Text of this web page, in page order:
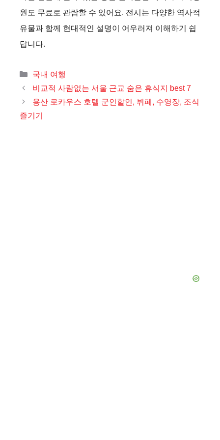
원도 무료로 관람할 수 있어요. 전시는 다양한 역사적
유물과 함께 현대적인 설명이 어우러져 이해하기 쉽
답니다.
카
테
리
국내 여행
비교적 사람없는 서울 근교 숨은 휴식지 best 7
용산 로카우스 호텔 군인할인, 뷔페, 수영장, 조식
즐기기